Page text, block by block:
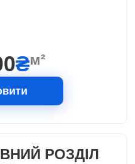
₴м²
РОЗДІЛ